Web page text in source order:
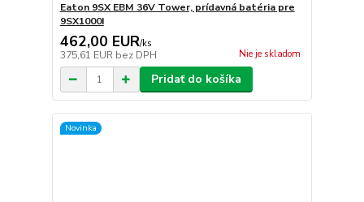
Eaton 9SX EBM 36V Tower, prídavná batéria pre
9SX1000I
462,00 EUR/ks
375,61 EUR bez DPH Nie je skladom
Pridať do košíka
Novinka